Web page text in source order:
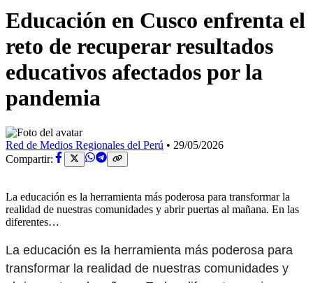
Educación en Cusco enfrenta el
reto de recuperar resultados
educativos afectados por la
pandemia
Red de Medios Regionales del Perú • 29/05/2026
Compartir:
La educación es la herramienta más poderosa para transformar la
realidad de nuestras comunidades y abrir puertas al mañana. En las
diferentes…
La educación es la herramienta más poderosa para
transformar la realidad de nuestras comunidades y